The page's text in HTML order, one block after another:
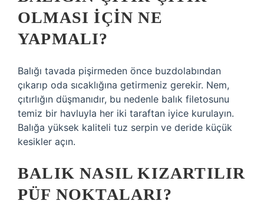
OLMASI IÇIN NE
YAPMALI?
Balığı tavada pişirmeden önce buzdolabından
çıkarıp oda sıcaklığına getirmeniz gerekir. Nem,
çıtırlığın düşmanıdır, bu nedenle balık filetosunu
temiz bir havluyla her iki taraftan iyice kurulayın.
Balığa yüksek kaliteli tuz serpin ve deride küçük
kesikler açın.
BALIK NASIL KIZARTILIR
PÜF NOKTALARI?